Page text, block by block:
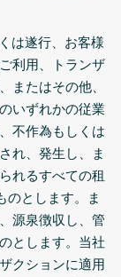
は遂行、お客様
利用、トランザ
またはその他、
いずれかの従業
不作為もしくは
れ、発生し、ま
れるすべての租
のとします。ま
源泉徴収し、管
とします。当社
クションに適用